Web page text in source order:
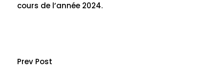
cours de l’année 2024.
Prev Post